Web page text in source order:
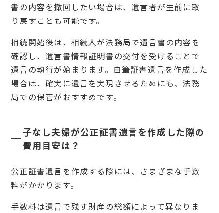
書の内容を撤回したい場合は、遺言者が生前に取
り戻すことも可能です。
相続開始後は、相続人が法務局で遺言書の内容を
確認し、遺言書情報証明書の交付を受けることで
遺言の執行が始まります。自筆証書遺言を作成した
場合は、確実に遺言を実現させるためにも、法務
局での保管がおすすめです。
子なし夫婦が公正証書遺言を作成した際の
費用目安は？
公正証書遺言を作成する際には、さまざまな手数
料がかかります。
手数料は遺言で残す財産の総額によって異なりま